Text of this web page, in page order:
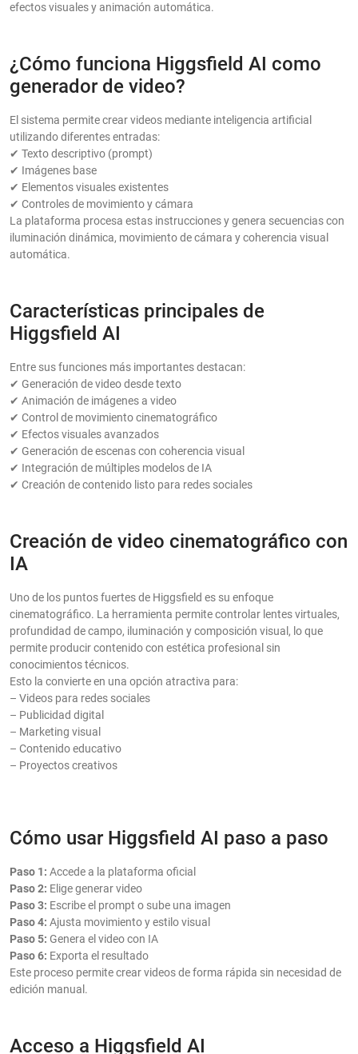
efectos visuales y animación automática.
¿Cómo funciona Higgsfield AI como
generador de video?
El sistema permite crear videos mediante inteligencia artificial
utilizando diferentes entradas:
✔ Texto descriptivo (prompt)
✔ Imágenes base
✔ Elementos visuales existentes
✔ Controles de movimiento y cámara
La plataforma procesa estas instrucciones y genera secuencias con
iluminación dinámica, movimiento de cámara y coherencia visual
automática.
Características principales de
Higgsfield AI
Entre sus funciones más importantes destacan:
✔ Generación de video desde texto
✔ Animación de imágenes a video
✔ Control de movimiento cinematográfico
✔ Efectos visuales avanzados
✔ Generación de escenas con coherencia visual
✔ Integración de múltiples modelos de IA
✔ Creación de contenido listo para redes sociales
Creación de video cinematográfico con
IA
Uno de los puntos fuertes de Higgsfield es su enfoque
cinematográfico. La herramienta permite controlar lentes virtuales,
profundidad de campo, iluminación y composición visual, lo que
permite producir contenido con estética profesional sin
conocimientos técnicos.
Esto la convierte en una opción atractiva para:
– Videos para redes sociales
– Publicidad digital
– Marketing visual
– Contenido educativo
– Proyectos creativos
Cómo usar Higgsfield AI paso a paso
Paso 1: Accede a la plataforma oficial
Paso 2: Elige generar video
Paso 3: Escribe el prompt o sube una imagen
Paso 4: Ajusta movimiento y estilo visual
Paso 5: Genera el video con IA
Paso 6: Exporta el resultado
Este proceso permite crear videos de forma rápida sin necesidad de
edición manual.
Acceso a Higgsfield AI